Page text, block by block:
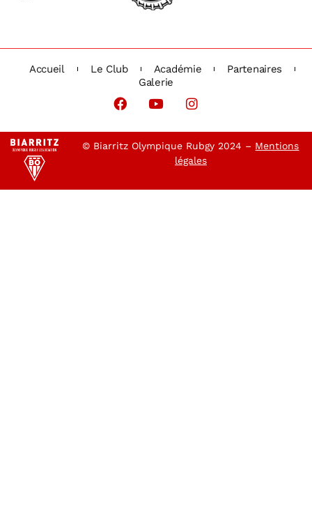
Accueil Le Club Académie
Partenaires
Galerie
© Biarritz Olympique Rubgy 2024 – Mentions
légales